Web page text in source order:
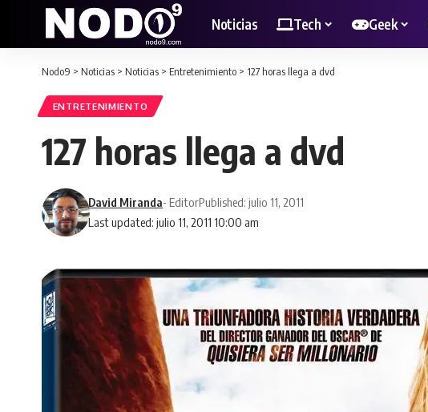
Noticias Tech Geek
Nodo9 > Noticias > Noticias > Entretenimiento > 127 horas llega a dvd
ENTRETENIMIENTO
127 horas llega a dvd
Last updated: julio 11, 2011 10:00 am
David Miranda- EditorPublished: julio 11, 2011